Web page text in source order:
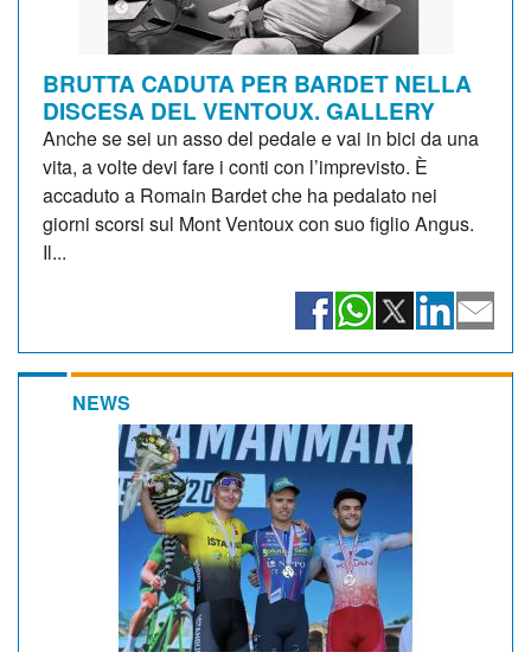
BRUTTA CADUTA PER BARDET NELLA
DISCESA DEL VENTOUX. GALLERY
Anche se sei un asso del pedale e vai in bici da una
vita, a volte devi fare i conti con l’imprevisto. È
accaduto a Romain Bardet che ha pedalato nei
giorni scorsi sul Mont Ventoux con suo figlio Angus.
Il...
NEWS